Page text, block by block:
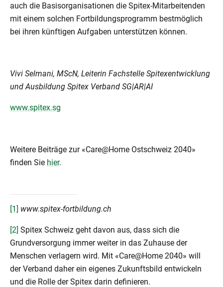
auch die Basisorganisationen die Spitex-Mitarbeitenden
mit einem solchen Fortbildungsprogramm bestmöglich
bei ihren künftigen Aufgaben unterstützen können.
Vivi Selmani, MScN, Leiterin Fachstelle Spitexentwicklung
und Ausbildung Spitex Verband SG|AR|AI
www.spitex.sg
Weitere Beiträge zur «Care@Home Ostschweiz 2040»
finden Sie hier.
[1] www.spitex-fortbildung.ch
[2] Spitex Schweiz geht davon aus, dass sich die
Grundversorgung immer weiter in das Zuhause der
Menschen verlagern wird. Mit «Care@Home 2040» will
der Verband daher ein eigenes Zukunftsbild entwickeln
und die Rolle der Spitex darin definieren.